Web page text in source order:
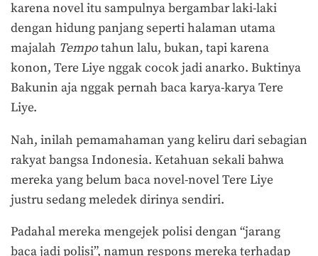
karena novel itu sampulnya bergambar laki-laki
dengan hidung panjang seperti halaman utama
majalah Tempotahun lalu, bukan, tapi karena
konon, Tere Liye nggak cocok jadi anarko. Buktinya
Bakunin aja nggak pernah baca karya-karya Tere
Liye.
Nah, inilah pemamahaman yang keliru dari sebagian
rakyat bangsa Indonesia. Ketahuan sekali bahwa
mereka yang belum baca novel-novel Tere Liye
justru sedang meledek dirinya sendiri.
Padahal mereka mengejek polisi dengan “jarang
baca jadi polisi”, namun respons mereka terhadap